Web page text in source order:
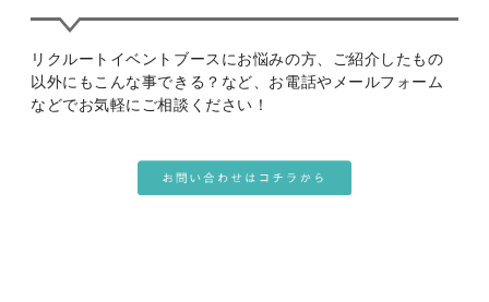
リクルートイベントブースにお悩みの方、ご紹介したもの
以外にもこんな事できる？など、お電話やメールフォーム
などでお気軽にご相談ください！